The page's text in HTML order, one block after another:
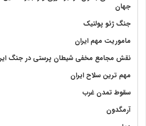
جهان
جنگ ژئو پولتیک
ماموریت مهم ایران
نقش مجامع مخفی شیطان پرستی در جنگ
مهم ترین سلاح ایران
سقوط تمدن غرب
آرمگدون